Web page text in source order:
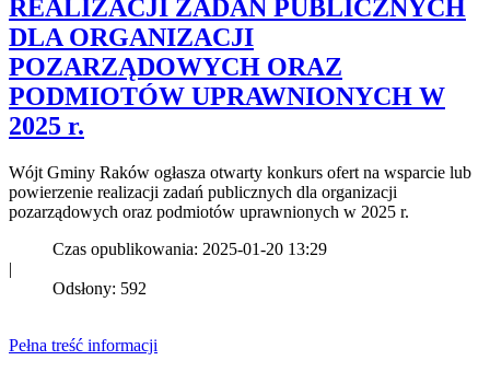
REALIZACJI ZADAŃ PUBLICZNYCH
DLA ORGANIZACJI
POZARZĄDOWYCH ORAZ
PODMIOTÓW UPRAWNIONYCH W
2025 r.
Wójt Gminy Raków ogłasza otwarty konkurs ofert na wsparcie lub
powierzenie realizacji zadań publicznych dla organizacji
pozarządowych oraz podmiotów uprawnionych w 2025 r.
Czas opublikowania: 2025-01-20 13:29
|
Odsłony: 592
Pełna treść informacji